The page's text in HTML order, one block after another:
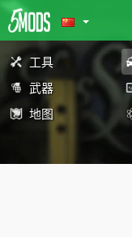
工具
武器
地图